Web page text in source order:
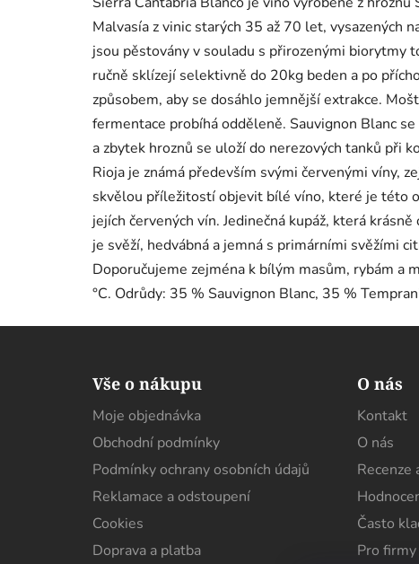
Malvasía z vinic starých 35 až 70 let, vysazených
jsou pěstovány v souladu s přirozenými biorytmy
ručně sklízejí selektivně do 20kg beden a po
způsobem, aby se dosáhlo jemnější extrakce.
fermentace probíhá odděleně. Sauvignon Blanc
a zbytek hroznů se uloží do nerezových tanků při
Rioja je známá především svými červenými víny,
skvělou příležitostí objevit bílé víno, které je této
jejích červených vín. Jedinečná kupáž, která
je svěží, hedvábná a jemná s primárními svěžími
Doporučujeme zejména k bílým masům, rybám a
°C. Odrůdy: 35 % Sauvignon Blanc, 35 %
Vše o nákupu
Moje objednávka
Obchodní podmínky
Podmínky ochrany osobních údajů
Reklamace a odstoupení
Cookies
Doprava a platba
O nás
Kontakt
O nás
Recenze
Často
Pro firmy